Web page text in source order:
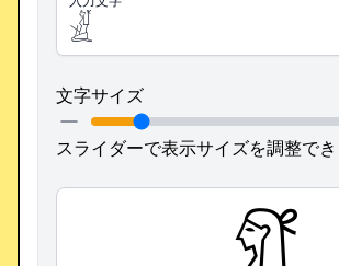
文字サイズ
スライダーで表示サイズを調整でき